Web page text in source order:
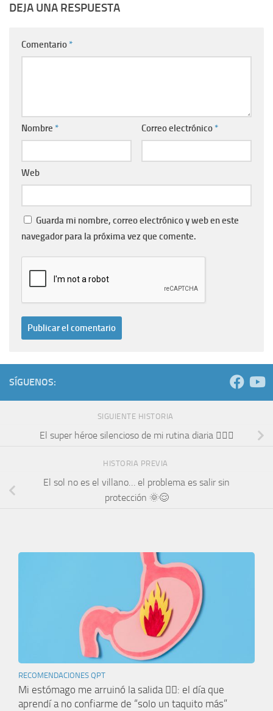
DEJA UNA RESPUESTA
Comentario *
Nombre * Correo electrónico *
Web
Guarda mi nombre, correo electrónico y web en este
navegador para la próxima vez que comente.
SÍGUENOS:
SIGUIENTE HISTORIA
El super héroe silencioso de mi rutina diaria 🦸‍♂️✨
HISTORIA PREVIA
El sol no es el villano… el problema es salir sin
protección 🌞😌
RECOMENDACIONES QPT
Mi estómago me arruinó la salida 🤦‍♀️: el día que
aprendí a no confiarme de “solo un taquito más”